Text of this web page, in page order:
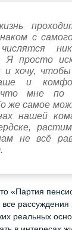
с
Я просто
и хочу,
и
что мне по
же самое
нашей
не всё
«Партия
рассуждения
реальных